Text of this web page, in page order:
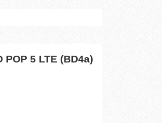
5 LTE (BD4a)